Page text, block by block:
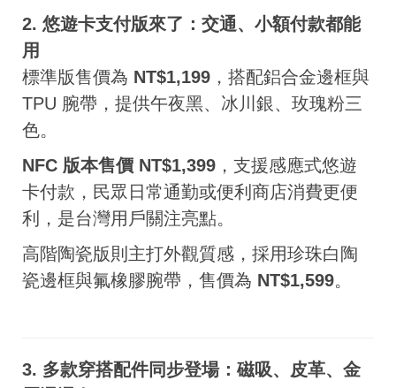
2. 悠遊卡支付版來了：交通、小額付款都能
用
標準版售價為 NT$1,199 ，搭配鋁合金邊框與
TPU 腕帶，提供午夜黑、冰川銀、玫瑰粉三
色。
NFC 版本售價 NT$1,399 ，支援感應式悠遊
卡付款，民眾日常通勤或便利商店消費更便
利，是台灣用戶關注亮點。
高階陶瓷版則主打外觀質感，採用珍珠白陶
瓷邊框與氟橡膠腕帶，售價為 NT$1,599。
3. 多款穿搭配件同步登場：磁吸、皮革、金